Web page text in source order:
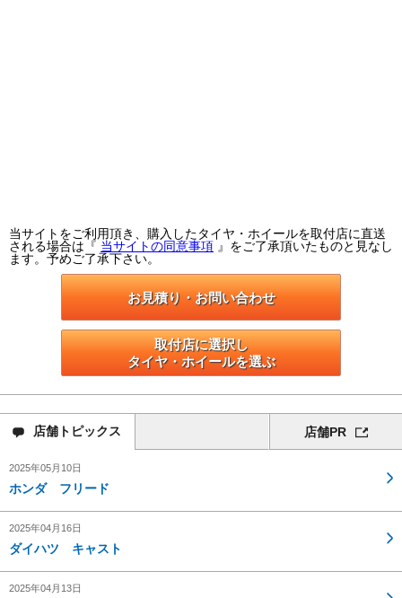
当サイトをご利用頂き、購入したタイヤ・ホイールを取付店に直送
される場合は『 当サイトの同意事項 』をご了承頂いたものと見なし
ます。予めご了承下さい。
お見積り・お問い合わせ
取付店に選択し
タイヤ・ホイールを選ぶ
店舗 トピックス 店舗PR
2025年05月10日
ホンダ フリード
2025年04月16日
ダイハツ キャスト
2025年04月13日